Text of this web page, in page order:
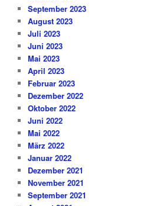
September 2023
August 2023
Juli 2023
Juni 2023
Mai 2023
April 2023
Februar 2023
Dezember 2022
Oktober 2022
Juni 2022
Mai 2022
März 2022
Januar 2022
Dezember 2021
November 2021
September 2021